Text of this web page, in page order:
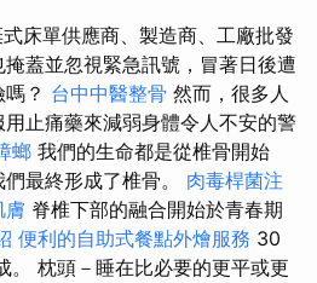
床單供應商、製造商、工廠批發
蓋並忽視緊急訊號，冒著日後遭
？ 台中中醫整骨 然而，很多人
止痛藥來減弱身體令人不安的警
螂 我們的生命都是從椎骨開始
最終形成了椎骨。 肉毒桿菌注
膚 脊椎下部的融合開始於青春期
便利的自助式餐點外燴服務 30
。 枕頭－睡在比必要的更平或更